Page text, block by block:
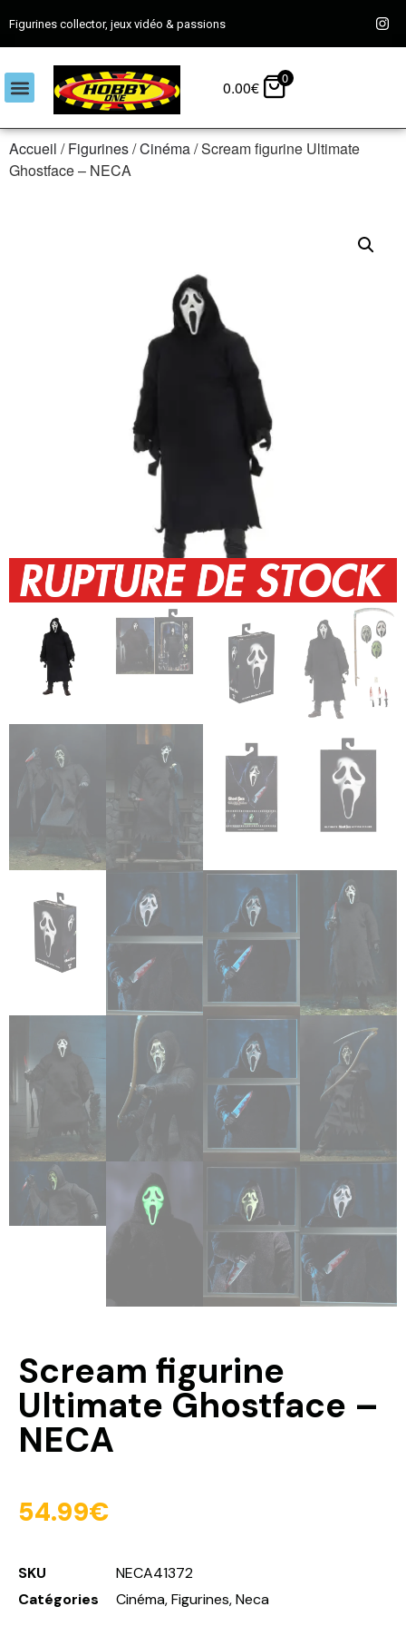
Figurines collector, jeux vidéo & passions
0.00€ 0
Accueil /Figurines/Cinéma/ Scream figurine Ultimate
Ghostface – NECA
Scream figurine
Ultimate Ghostface –
NECA
54.99€
SKU
NECA41372
Catégories
Cinéma,Figurines,Neca